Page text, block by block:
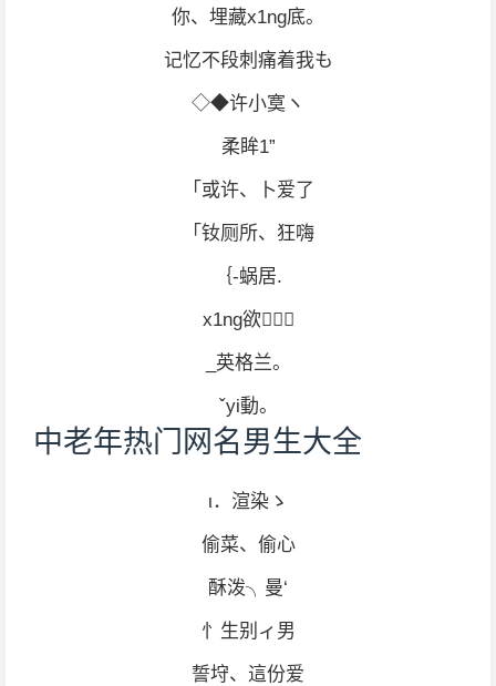
你、埋藏x1ng底。
记忆不段刺痛着我も
◇◆许小寞ヽ
柔眸1”
「或许、卜爱了
「钕厕所、狂嗨
｛-蜗居.
x1ng欲╰╮
_英格兰。
ˇyi動。
中老年热门网名男生大全
ι．渲染ゝ
偷菜、偷心
酥泼╮曼‘
忄生别ィ男
誓垨、這份爱